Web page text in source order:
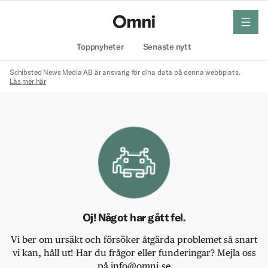
Toppnyheter Senaste nytt
meny
Schibsted News Media AB är ansvarig för dina data på denna webbplats.
Läs mer här
Oj! Något har gått fel.
Vi ber om ursäkt och försöker åtgärda problemet så snart
vi kan, håll ut! Har du frågor eller funderingar? Mejla oss